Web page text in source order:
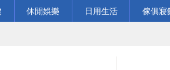
休閒娛樂 日用生活 傢俱寢